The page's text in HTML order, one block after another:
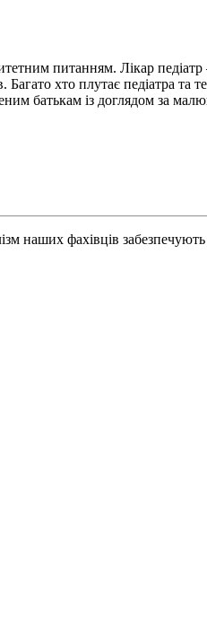
питанням. Лікар
хто плутає педіатра та
батькам із доглядом за
наших фахівців